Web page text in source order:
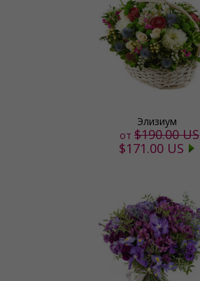
Элизиум
от $190.00 US
$171.00 US